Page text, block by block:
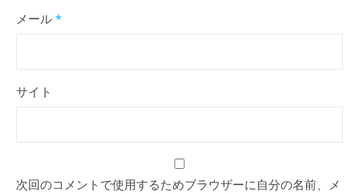
メール *
サイト
次回のコメントで使用するためブラウザーに自分の名前、メ